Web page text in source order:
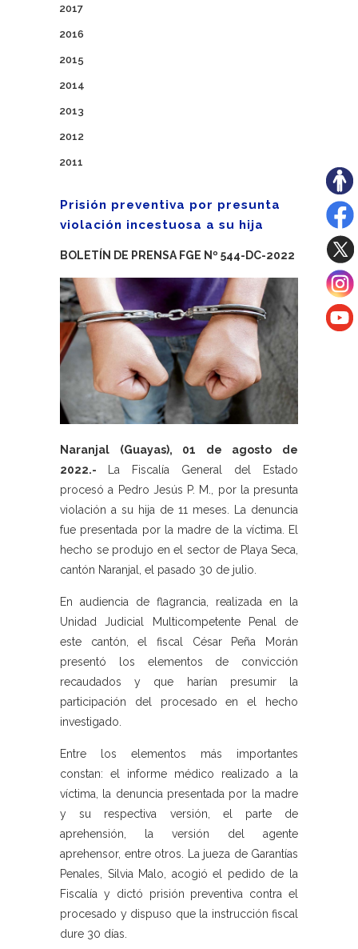
2017
2016
2015
2014
2013
2012
2011
Prisión preventiva por presunta
violación incestuosa a su hija
BOLETÍN DE PRENSA FGE Nº 544-DC-2022
Naranjal (Guayas), 01 de agosto de
2022.-
La Fiscalía General del Estado
procesó a Pedro Jesús P. M., por la presunta
violación a su hija de 11 meses. La denuncia
fue presentada por la madre de la víctima. El
hecho se produjo en el sector de Playa Seca,
cantón Naranjal, el pasado 30 de julio.
En audiencia de flagrancia, realizada en la
Unidad Judicial Multicompetente Penal de
este cantón, el fiscal César Peña Morán
presentó los elementos de convicción
recaudados y que harían presumir la
participación del procesado en el hecho
investigado.
Entre los elementos más importantes
constan: el informe médico realizado a la
víctima, la denuncia presentada por la madre
y su respectiva versión, el parte de
aprehensión, la versión del agente
aprehensor, entre otros. La jueza de Garantías
Penales, Silvia Malo, acogió el pedido de la
Fiscalía y dictó prisión preventiva contra el
procesado y dispuso que la instrucción fiscal
dure 30 días.